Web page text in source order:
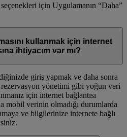
için Uygulamanın “Daha”
kullanmak için internet
ihtiyacım var mı?
giriş yapmak ve daha sonra
rezervasyon yönetimi gibi yoğun veri
için internet bağlantısı
mobil verinin olmadığı durumlarda
ve bilgilerinize internete bağlı